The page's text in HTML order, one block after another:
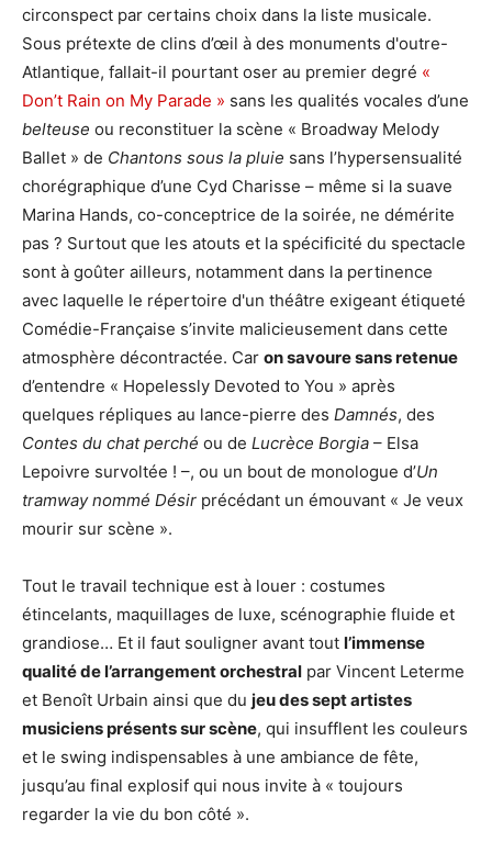
circonspect par certains choix dans la liste musicale.
Sous prétexte de clins d’œil à des monuments d'outre-
Atlantique, fallait-il pourtant oser au premier degré «
Don’t Rain on My Parade » sans les qualités vocales d’une
belteuse ou reconstituer la scène « Broadway Melody
Ballet » de Chantons sous la pluie sans l’hypersensualité
chorégraphique d’une Cyd Charisse – même si la suave
Marina Hands, co-conceptrice de la soirée, ne démérite
pas ? Surtout que les atouts et la spécificité du spectacle
sont à goûter ailleurs, notamment dans la pertinence
avec laquelle le répertoire d'un théâtre exigeant étiqueté
Comédie-Française s’invite malicieusement dans cette
atmosphère décontractée. Car on savoure sans retenue
d’entendre « Hopelessly Devoted to You » après
quelques répliques au lance-pierre des Damnés, des
Contes du chat perché ou de Lucrèce Borgia – Elsa
Lepoivre survoltée ! –, ou un bout de monologue d’Un
tramway nommé Désir précédant un émouvant « Je veux
mourir sur scène ».
Tout le travail technique est à louer : costumes
étincelants, maquillages de luxe, scénographie fluide et
grandiose… Et il faut souligner avant tout l’immense
qualité de l’arrangement orchestral par Vincent Leterme
et Benoît Urbain ainsi que du jeu des sept artistes
musiciens présents sur scène, qui insufflent les couleurs
et le swing indispensables à une ambiance de fête,
jusqu’au final explosif qui nous invite à « toujours
regarder la vie du bon côté ».